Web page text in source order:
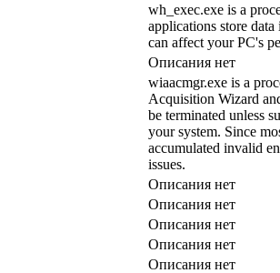
wh_exec.exe is a
applications store
can affect your PC's
Описания нет
wiaacmgr.exe is a
Acquisition Wizard
be terminated unless
your system. Since
accumulated invalid
issues.
Описания нет
Описания нет
Описания нет
Описания нет
Описания нет